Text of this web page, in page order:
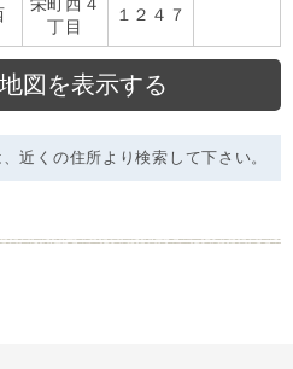
丁目
１２４７
近くの住所より検索して下さい。